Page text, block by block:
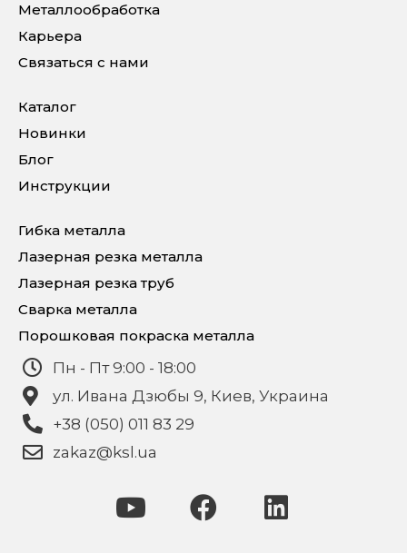
Металлообработка
Карьера
Связаться с нами
Каталог
Новинки
Блог
Инструкции
Гибка металла
Лазерная резка металла
Лазерная резка труб
Сварка металла
Порошковая покраска металла
Пн - Пт 9:00 - 18:00
ул. Ивана Дзюбы 9, Киев, Украина
+38 (050) 011 83 29
zakaz@ksl.ua